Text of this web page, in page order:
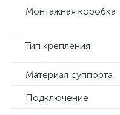
Монтажная коробка
Тип крепления
Материал суппорта
Подключение